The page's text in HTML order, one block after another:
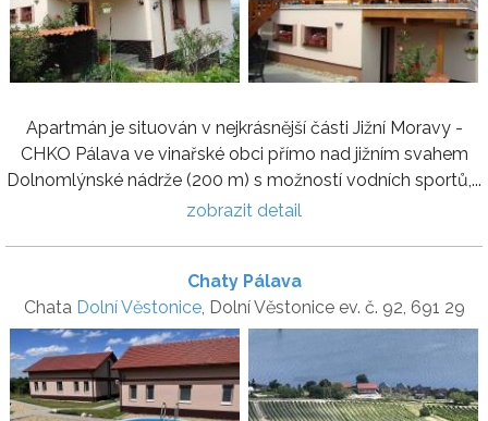
Apartmán je situován v nejkrásnější části Jižní Moravy -
CHKO Pálava ve vinařské obci přímo nad jižním svahem
Dolnomlýnské nádrže (200 m) s možností vodních sportů,...
zobrazit detail
Chaty Pálava
Chata Dolní Věstonice, Dolní Věstonice ev. č. 92, 691 29